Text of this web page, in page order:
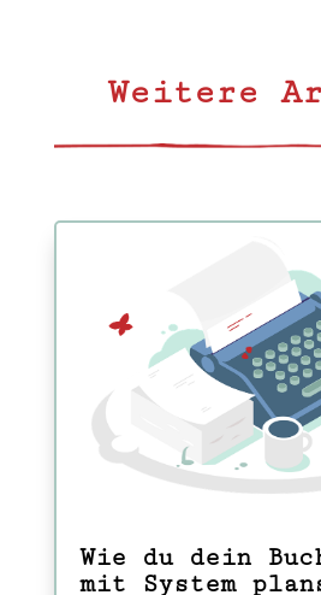
Weitere
Wie du dein
mit System